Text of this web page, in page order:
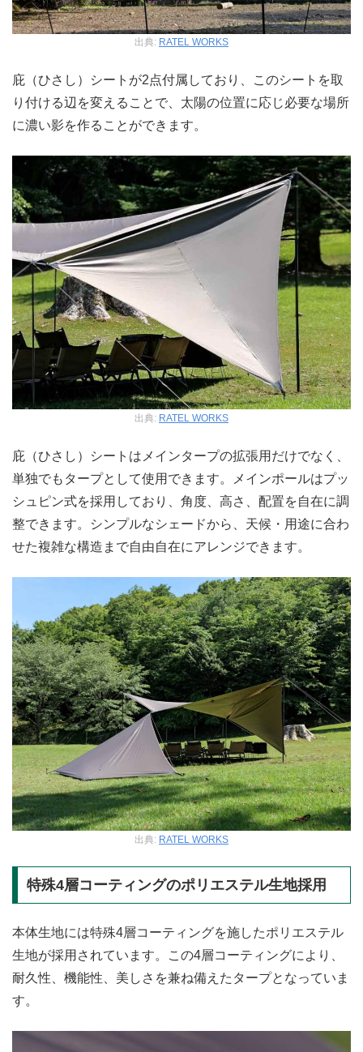
出典: RATEL WORKS
庇（ひさし）シートが2点付属しており、このシートを取
り付ける辺を変えることで、太陽の位置に応じ必要な場所
に濃い影を作ることができます。
出典: RATEL WORKS
庇（ひさし）シートはメインタープの拡張用だけでなく、
単独でもタープとして使用できます。メインポールはプッ
シュピン式を採用しており、角度、高さ、配置を自在に調
整できます。シンプルなシェードから、天候・用途に合わ
せた複雑な構造まで自由自在にアレンジできます。
出典: RATEL WORKS
特殊4層コーティングのポリエステル生地採用
本体生地には特殊4層コーティングを施したポリエステル
生地が採用されています。この4層コーティングにより、
耐久性、機能性、美しさを兼ね備えたタープとなっていま
す。